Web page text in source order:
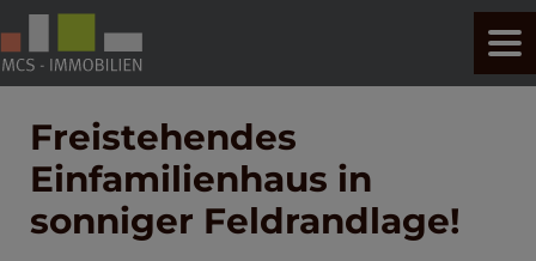
Freistehendes
Einfamilienhaus in
sonniger Feldrandlage!